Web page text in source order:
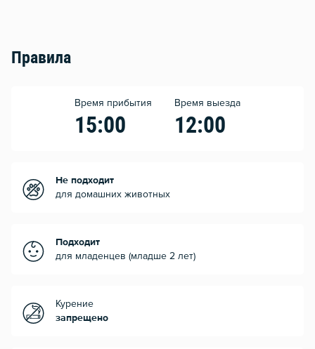
Правила
Время прибытия
15:00
Время выезда
12:00
Не подходит
для домашних животных
Подходит
для младенцев (младше 2 лет)
Курение
запрещено